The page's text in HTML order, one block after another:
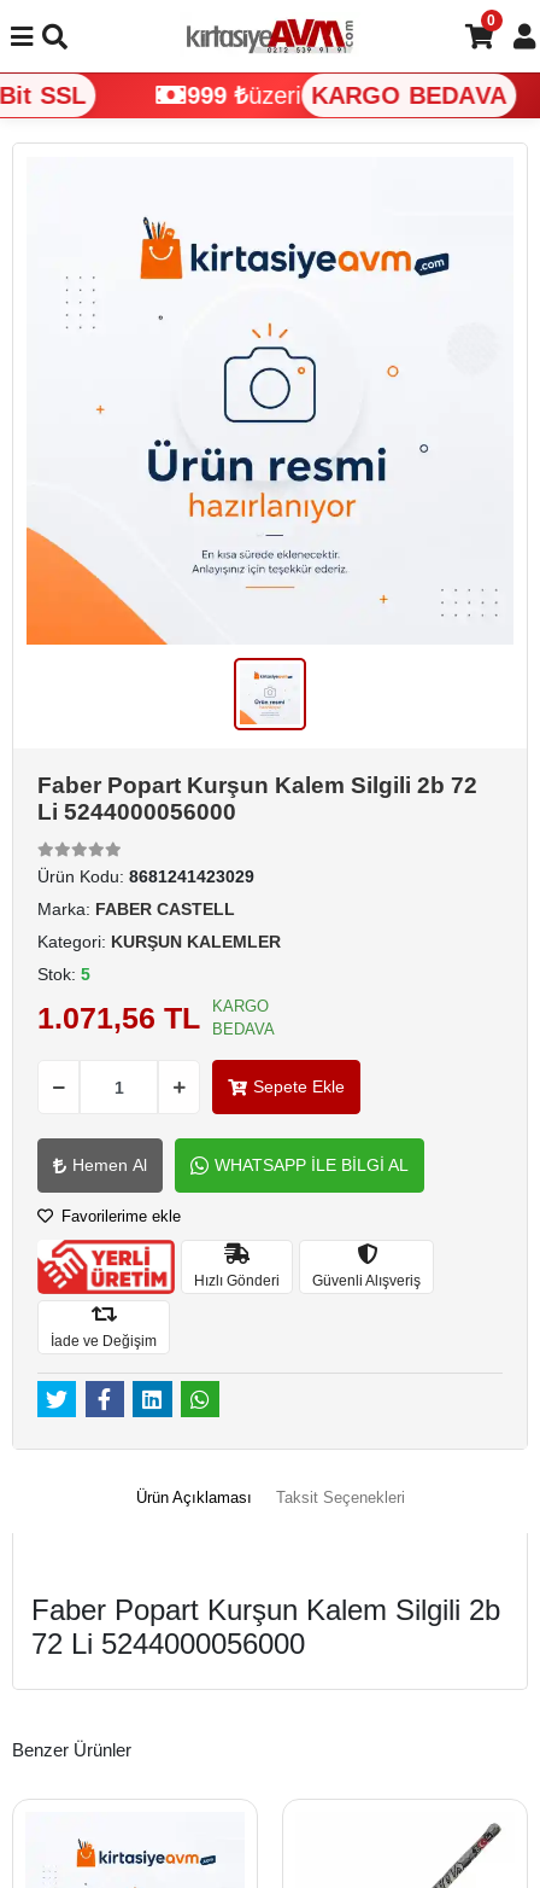
SSL 999 ₺ üzeri KARGO BEDAVA
0
Faber Popart Kurşun Kalem Silgili 2b 72
Li 5244000056000
Ürün Kodu: 8681241423029
Marka: FABER CASTELL
Kategori: KURŞUN KALEMLER
Stok: 5
1.071,56 TL
KARGO
BEDAVA
Sepete Ekle
Hemen Al WHATSAPP İLE BİLGİ AL
Favorilerime ekle
Hızlı Gönderi Güvenli Alışveriş
İade ve Değişim
Ürün Açıklaması Taksit Seçenekleri
Faber Popart Kurşun Kalem Silgili 2b
72 Li 5244000056000
Benzer Ürünler